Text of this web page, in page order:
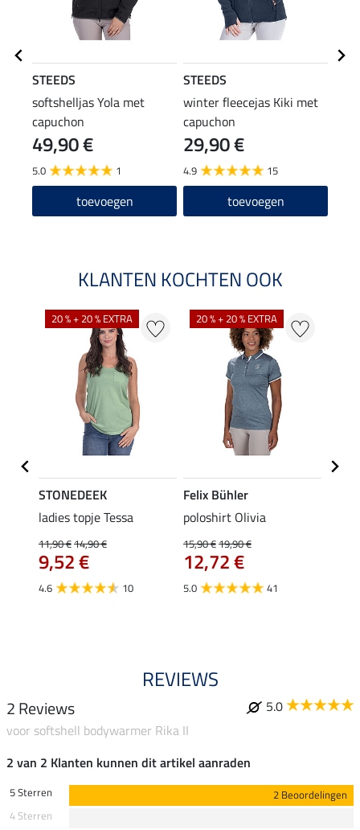
STEEDS
softshelljas Yola met
capuchon
49,90 €
5.0 1
toevoegen
STEEDS
winter fleecejas Kiki met
capuchon
29,90 €
4.9 15
toevoegen
KLANTEN KOCHTEN OOK
20 % + 20 % EXTRA
STONEDEEK
ladies topje Tessa
11,90 €14,90 €
9,52 €
4.6 10
20 % + 20 % EXTRA
Felix Bühler
poloshirt Olivia
15,90 €19,90 €
12,72 €
5.0 41
REVIEWS
2 Reviews
5.0
voor softshell bodywarmer Rika II
2 van 2 Klanten kunnen dit artikel aanraden
5 Sterren
2 Beoordelingen
4 Sterren